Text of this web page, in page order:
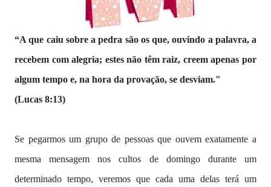
“A que caiu sobre a pedra são os que, ouvindo a palavra, a
recebem com alegria; estes não têm raiz, creem apenas por
algum tempo e, na hora da provação, se desviam."
(Lucas 8:13)
Se pegarmos um grupo de pessoas que ouvem exatamente a
mesma mensagem nos cultos de domingo durante um
determinado tempo, veremos que cada uma delas terá um